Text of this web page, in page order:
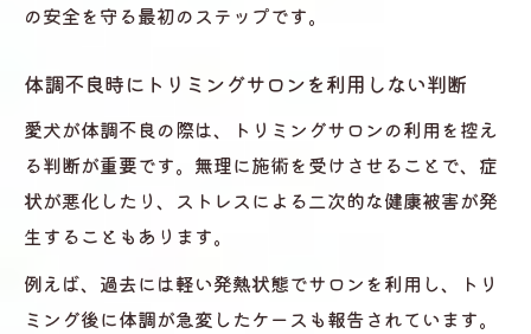
の安全を守る最初のステップです。
体調不良時にトリミングサロンを利用しない判断
愛犬が体調不良の際は、トリミングサロンの利用を控え
る判断が重要です。無理に施術を受けさせることで、症
状が悪化したり、ストレスによる二次的な健康被害が発
生することもあります。
例えば、過去には軽い発熱状態でサロンを利用し、トリ
ミング後に体調が急変したケースも報告されています。